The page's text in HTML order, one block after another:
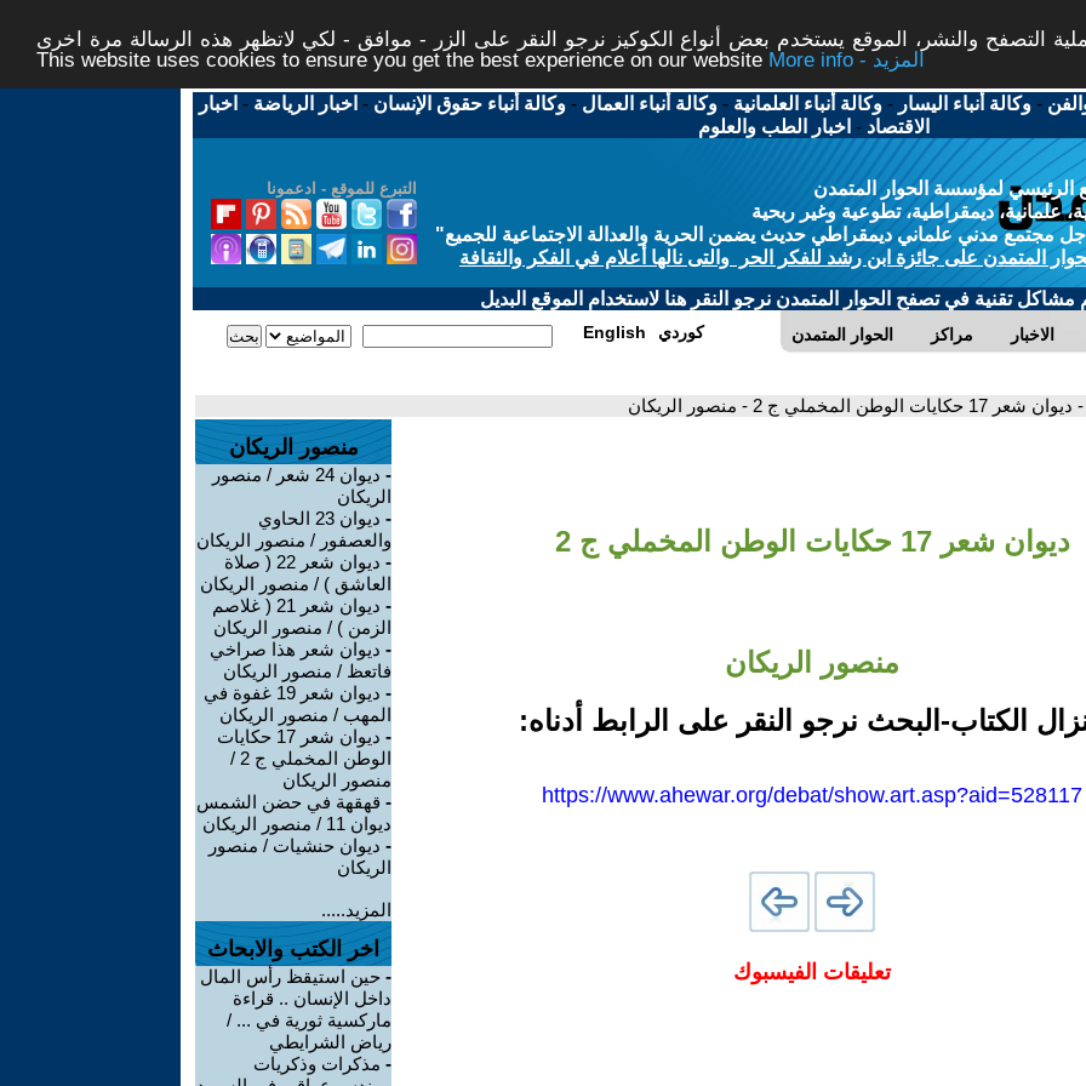
التصفح والنشر، الموقع يستخدم بعض أنواع الكوكيز نرجو النقر على الزر - موافق - لكي لاتظهر هذه الرسالة مرة اخرى -
This website uses cookies to ensure you get the best experience on our website
More info - المزيد
-وكالة أنباء اليسار -وكالة أنباء العلمانية -وكالة أنباء العمال -وكالة أنباء حقوق الإنسان - اخبار الرياضة - اخبار
الاقتصاد - اخبار الطب والعلوم
التبرع للموقع - ادعمونا
الرئيسي لمؤسسة الحوار المتمدن
علمانية، ديمقراطية، تطوعية وغير ربحية
مجتمع مدني علماني ديمقراطي حديث يضمن الحرية والعدالة الاجتماعية للجميع"
المتمدن على جائزة ابن رشد للفكر الحر والتى نالها أعلام في الفكر والثقافة
مشاكل تقنية في تصفح الحوار المتمدن نرجو النقر هنا لاستخدام الموقع البديل
الحوار المتمدن مراكز الاخبار English كوردي
- ديوان شعر 17 حكايات الوطن المخملي ج 2 - منصور الريكان
ديوان شعر 17 حكايات الوطن المخملي ج 2
منصور الريكان
الكتاب-البحث نرجو النقر على الرابط أدناه:
https://www.ahewar.org/debat/show.art.asp?aid=528117
تعليقات الفيسبوك
منصور الريكان
-
ديوان 24 شعر / منصور
الريكان
-
ديوان 23 الحاوي
والعصفور / منصور الريكان
-
ديوان شعر 22 ( صلاة
العاشق ) / منصور الريكان
-
ديوان شعر 21 ( غلاصم
الزمن ) / منصور الريكان
- ديوان شعر هذا صراخي
فاتعظ / منصور الريكان
-
ديوان شعر 19 غفوة في
المهب / منصور الريكان
-
ديوان شعر 17 حكايات
الوطن المخملي ج 2 /
منصور الريكان
- قهقهة في حضن الشمس
ديوان 11 / منصور الريكان
- ديوان حنشيات / منصور
الريكان
المزيد.....
اخر الكتب والابحاث
- حين استيقظ رأس المال
داخل الإنسان .. قراءة
ماركسية ثورية في ... /
رياض الشرايطي
- مذكرات وذكريات